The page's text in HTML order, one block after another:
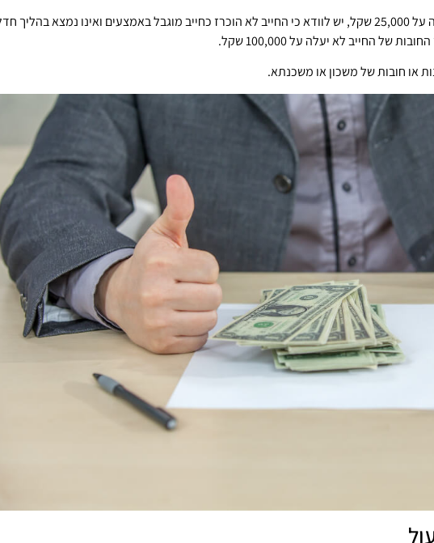
מלבד התנאי שגובה החוב לא עולה על 25,000 שקל, יש לוודא כי החייב לא הוכרז כחייב מוגבל באמצעים ואינו נמצא בהליך
של החייב לא יעלה על 100,000 שקל.
או חובות של משכון או משכנתא.